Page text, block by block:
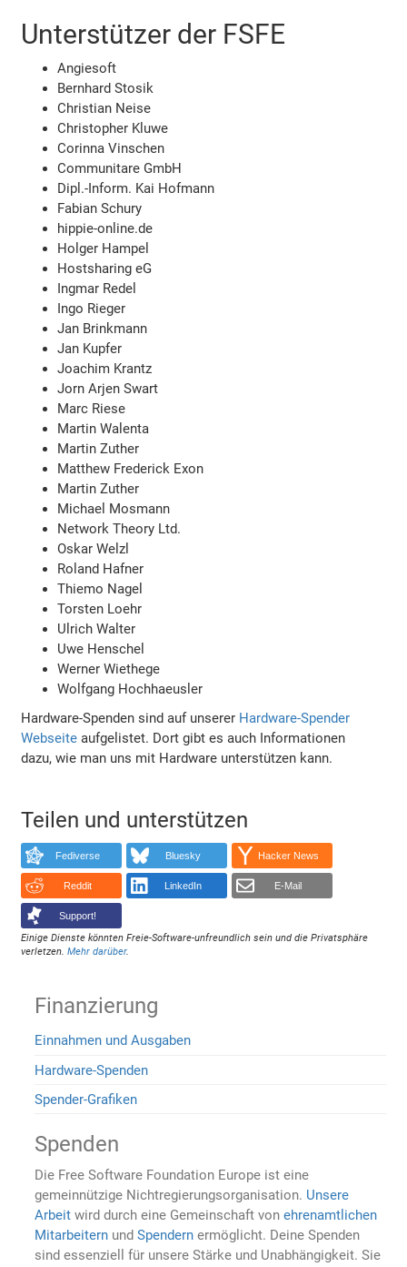
Unterstützer der FSFE
Angiesoft
Bernhard Stosik
Christian Neise
Christopher Kluwe
Corinna Vinschen
Communitare GmbH
Dipl.-Inform. Kai Hofmann
Fabian Schury
hippie-online.de
Holger Hampel
Hostsharing eG
Ingmar Redel
Ingo Rieger
Jan Brinkmann
Jan Kupfer
Joachim Krantz
Jorn Arjen Swart
Marc Riese
Martin Walenta
Martin Zuther
Matthew Frederick Exon
Martin Zuther
Michael Mosmann
Network Theory Ltd.
Oskar Welzl
Roland Hafner
Thiemo Nagel
Torsten Loehr
Ulrich Walter
Uwe Henschel
Werner Wiethege
Wolfgang Hochhaeusler
Hardware-Spenden sind auf unserer Hardware-Spender
Webseite aufgelistet. Dort gibt es auch Informationen
dazu, wie man uns mit Hardware unterstützen kann.
Teilen und unterstützen
Fediverse Bluesky Hacker News
Reddit LinkedIn E-Mail
Support!
Einige Dienste könnten Freie-Software-unfreundlich sein und die Privatsphäre
verletzen.Mehr darüber.
Finanzierung
Einnahmen und Ausgaben
Hardware-Spenden
Spender-Grafiken
Spenden
Die Free Software Foundation Europe ist eine
gemeinnützige Nichtregierungsorganisation. Unsere
Arbeit wird durch eine Gemeinschaft vonehrenamtlichen
Mitarbeitern undSpendern ermöglicht. Deine Spenden
sind essenziell für unsere Stärke und Unabhängigkeit. Sie